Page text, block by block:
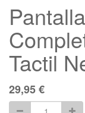
Tactil
29,95€